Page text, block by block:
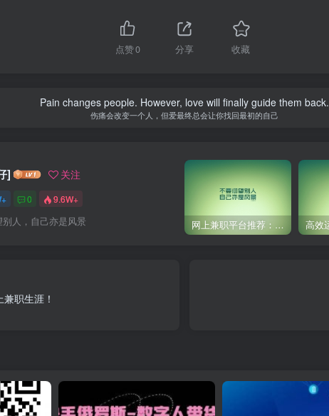
点赞0 分享 收藏
Pain changes people. However, love will finally guide them back.
伤痛会改变一个人，但爱最终总会让你找回最初的自己
] 关注
0 9.6W+
别人，自己亦是风景 网上兼职平台推荐：国外网赚任务！
职生涯！